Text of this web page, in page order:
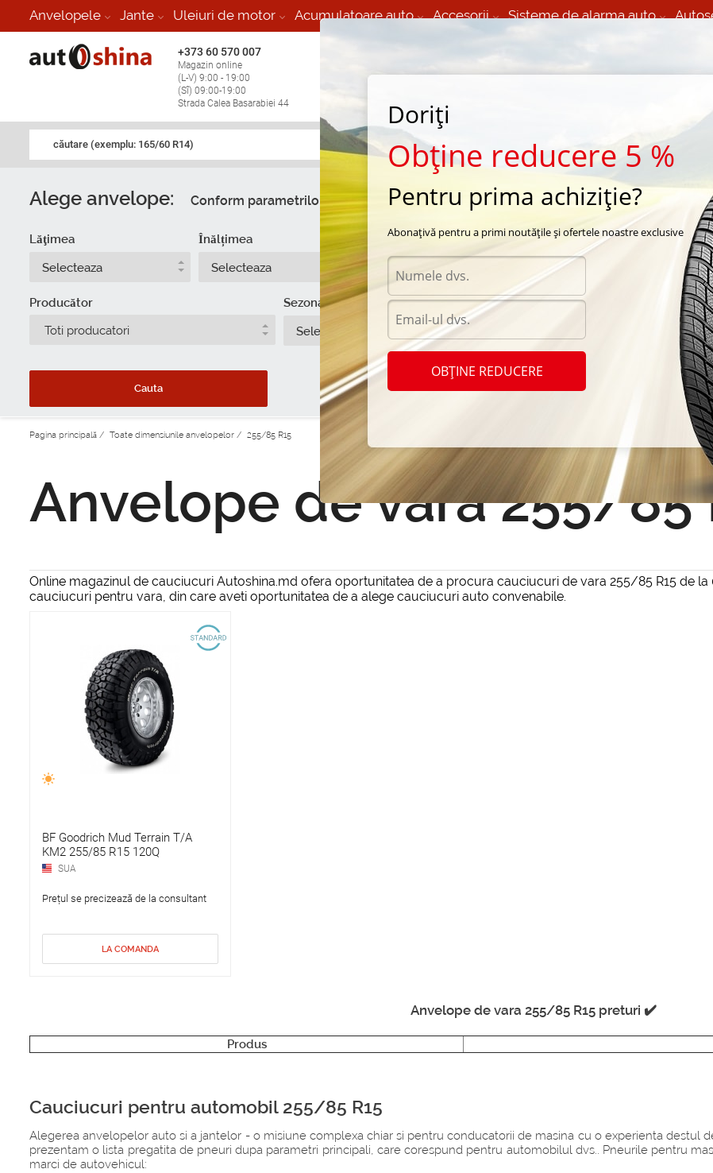
Anvelopele Jante Uleiuri de motor Acumulatoare auto Accesorii Sisteme de alarma auto
+373 60 570 007
Magazin online
(L-V) 9:00 - 19:00
(Sî) 09:00-19:00
Strada Calea Basarabiei 44
stop în toate regiunile
(L-V) 9:00 - 19:00
căutare (exemplu: 165/60 R14)
Alege anvelope: Conform parametrilor Dupa automobil
Lăţimea
Selecteaza
Înălțimea
Selecteaza
Diametru
Selecteaza
Producător
Toti producatori
Sezonalitate
Selecteaza
Cauta Resetează filtrul
185/
Pagina principală / Toate dimensiunile anvelopelor / 255/85 R15
Anvelope de vara 255/85
Online magazinul de cauciucuri Autoshina.md ofera oportunitatea de a procura cauciucuri de vara 255/85 R15 de
cauciucuri pentru vara, din care aveti oportunitatea de a alege cauciucuri auto convenabile.
BF Goodrich Mud Terrain T/A
KM2 255/85 R15 120Q
SUA
Prețul se precizează de la consultant
LA COMANDA
Anvelope de vara 255/85 R15 preturi ✔️
Produs
Cauciucuri pentru automobil 255/85 R15
Alegerea anvelopelor auto si a jantelor - o misiune complexa chiar si pentru conducatorii de masina cu o experienta destul
prezentam o lista pregatita de pneuri dupa parametri principali, care corespund pentru automobilul dvs.. Pneurile pentru
marci de autovehicul:
Doriți
Obține reducere 5 %
Pentru prima achiziție?
Abonațivă pentru a primi noutățile și ofertele noastre exclusive
OBȚINE REDUCERE